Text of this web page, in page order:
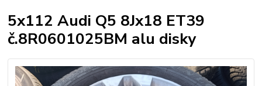
5x112 Audi Q5 8Jx18 ET39
č.8R0601025BM alu disky